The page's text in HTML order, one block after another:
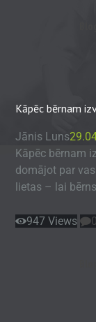
Kāpēc bērnam
Jānis Luns
Kāpēc bērnam
domājot par
lietas – lai
947 Views 0